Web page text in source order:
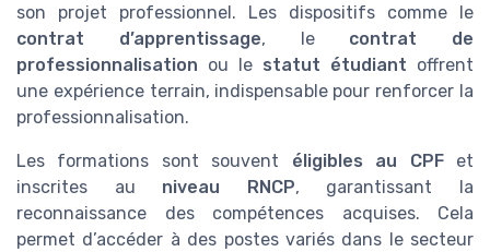
son projet professionnel. Les dispositifs comme le
contrat d’apprentissage, le contrat de
professionnalisation ou le statut étudiant offrent
une expérience terrain, indispensable pour renforcer la
professionnalisation.
Les formations sont souvent éligibles au CPFet
inscrites au niveau RNCP, garantissant la
reconnaissance des compétences acquises. Cela
permet d’accéder à des postes variés dans le secteur